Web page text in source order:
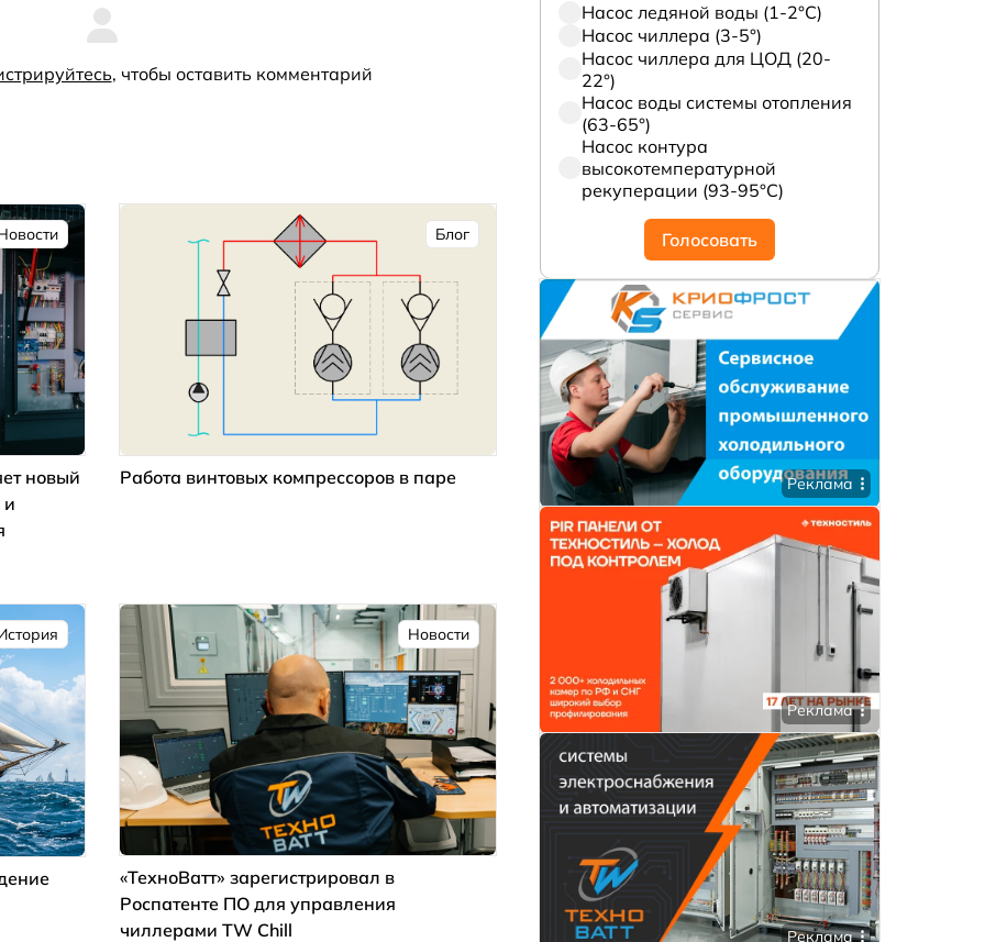
, чтобы оставить комментарий
новый
и
Блог
Работа винтовых компрессоров в паре
Новости
«ТехноВатт» зарегистрировал в
Роспатенте ПО для управления
чиллерами TW Chill
Насос ледяной воды (1-2°С)
Насос чиллера (3-5°)
Насос чиллера для ЦОД (20-
22°)
Насос воды системы отопления
(63-65°)
Насос контура
высокотемпературной
рекуперации (93-95°С)
Голосовать
Реклама
Реклама
Реклама